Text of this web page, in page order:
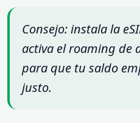
Consejo: instala la
activa el roaming de
para que tu saldo
justo.